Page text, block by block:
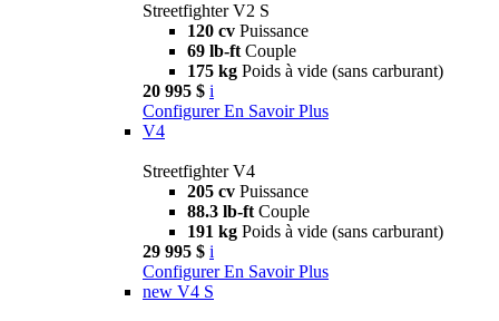
Streetfighter V2 S
120 cv Puissance
69 lb-ft Couple
175 kg Poids à vide (sans carburant)
20 995 $ i
Configurer En Savoir Plus
V4
Streetfighter V4
205 cv Puissance
88.3 lb-ft Couple
191 kg Poids à vide (sans carburant)
29 995 $ i
Configurer En Savoir Plus
new V4 S